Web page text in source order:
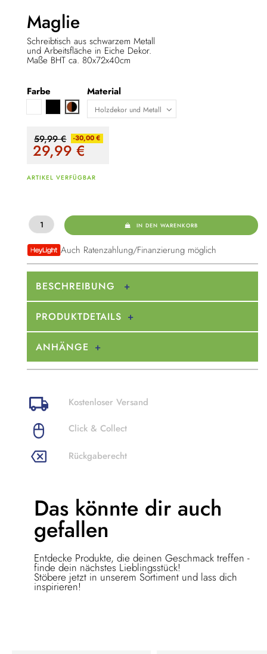
Maglie
Schreibtisch aus schwarzem Metall
und Arbeitsfläche in Eiche Dekor.
Maße BHT ca. 80x72x40cm
Farbe
SchwarzBraun / schwarz
Material
59,99 € -30,00 €
29,99€
ARTIKEL VERFÜGBAR
IN DEN WARENKORB
Auch Ratenzahlung/Finanzierung möglich
BESCHREIBUNG
PRODUKTDETAILS
ANHÄNGE
Kostenloser Versand
Click & Collect
Rückgaberecht
Das könnte dir auch
gefallen
Entdecke Produkte, die deinen Geschmack treffen -
finde dein nächstes Lieblingsstück!
Stöbere jetzt in unserem Sortiment und lass dich
inspirieren!